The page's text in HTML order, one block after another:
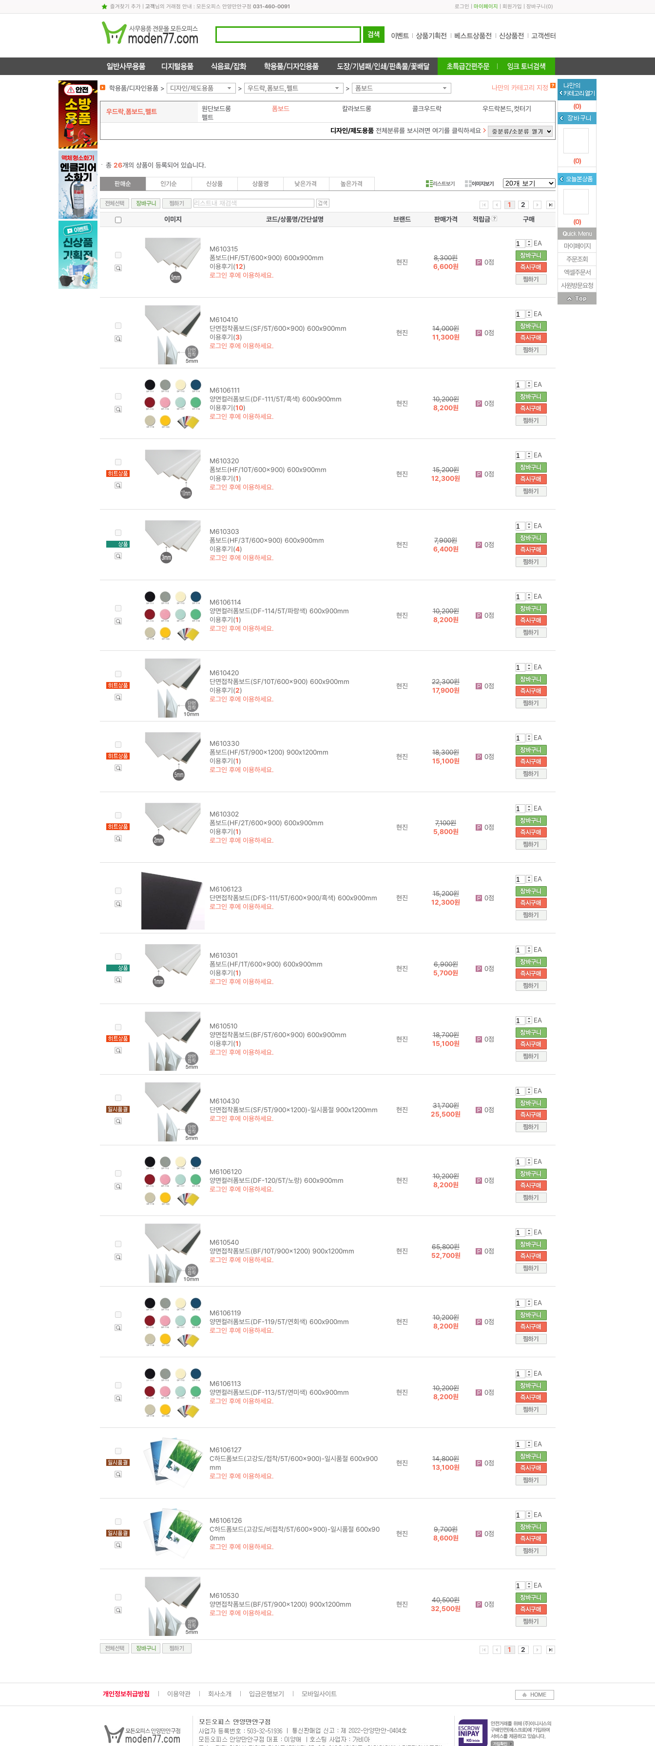
즐겨찾기 추가| 고객님의 거래점 안내 : 모든오피스 안양만안구점 031-460-0091 로그인 마이페이지 회원가입 장바구니 (0)
학용품/디자인용품 > 디자인/제도용품 > 우드락,폼보드,펠트 > 폼보드 나만의 카테고리 지정
우드락,폼보드,펠트 원단보드롱 폼보드 칼라보드롱 콜크우드락
우드락본드,컷터기
펠트
디자인/제도용품전체분류를 보시려면 여기를 클릭하세요
총 26개의 상품이 등록되어 있습니다.
리스트보기 이미지보기
1
2
이미지
코드/상품명/간단설명 브랜드 판매가격 적립금 구매
M610315
폼보드(HF/5T/600x900) 600x900mm
이용후기(12)
로그인 후에 이용하세요.
현진
8,300원
6,600원
0점
EA
M610410
단면접착폼보드(SF/5T/600x900) 600x900mm
이용후기(3)
로그인 후에 이용하세요.
현진
14,000원
11,300원
0점
EA
M6106111
양면컬러폼보드(DF-111/5T/흑색) 600x900mm
이용후기(10)
로그인 후에 이용하세요.
현진
10,200원
8,200원
0점
EA
M610320
폼보드(HF/10T/600x900) 600x900mm
이용후기(1)
로그인 후에 이용하세요.
현진
15,200원
12,300원
0점
EA
M610303
폼보드(HF/3T/600x900) 600x900mm
이용후기(4)
로그인 후에 이용하세요.
현진
7,900원
6,400원
0점
EA
M6106114
양면컬러폼보드(DF-114/5T/파랑색) 600x900mm
이용후기(1)
로그인 후에 이용하세요.
현진
10,200원
8,200원
0점
EA
M610420
단면접착폼보드(SF/10T/600x900) 600x900mm
이용후기(2)
로그인 후에 이용하세요.
현진
22,300원
17,900원
0점
EA
M610330
폼보드(HF/5T/900x1200) 900x1200mm
이용후기(1)
로그인 후에 이용하세요.
현진
18,300원
15,100원
0점
EA
M610302
폼보드(HF/2T/600x900) 600x900mm
이용후기(1)
로그인 후에 이용하세요.
현진
7,100원
5,800원
0점
EA
M6106123
단면접착폼보드(DFS-111/5T/600x900/흑색) 600x900mm
로그인 후에 이용하세요.
현진
15,200원
12,300원
0점
EA
M610301
폼보드(HF/1T/600x900) 600x900mm
이용후기(1)
로그인 후에 이용하세요.
현진
6,900원
5,700원
0점
EA
M610510
양면접착폼보드(BF/5T/600x900) 600x900mm
이용후기(1)
로그인 후에 이용하세요.
현진
18,700원
15,100원
0점
EA
M610430
단면접착폼보드(SF/5T/900x1200)-일시품절 900x1200mm
로그인 후에 이용하세요.
현진
31,700원
25,500원
0점
EA
M6106120
양면컬러폼보드(DF-120/5T/노랑) 600x900mm
로그인 후에 이용하세요.
현진
10,200원
8,200원
0점
EA
M610540
양면접착폼보드(BF/10T/900x1200) 900x1200mm
로그인 후에 이용하세요.
현진
65,800원
52,700원
0점
EA
M6106119
양면컬러폼보드(DF-119/5T/연회색) 600x900mm
로그인 후에 이용하세요.
현진
10,200원
8,200원
0점
EA
M6106113
양면컬러폼보드(DF-113/5T/연미색) 600x900mm
로그인 후에 이용하세요.
현진
10,200원
8,200원
0점
EA
M6106127
C하드폼보드(고강도/접착/5T/600x900)-일시품절 600x900
mm
로그인 후에 이용하세요.
현진
14,800원
13,100원
0점
EA
M6106126
C하드폼보드(고강도/비접착/5T/600x900)-일시품절 600x90
0mm
로그인 후에 이용하세요.
현진
9,700원
8,600원
0점
EA
M610530
양면접착폼보드(BF/5T/900x1200) 900x1200mm
로그인 후에 이용하세요.
현진
40,500원
32,500원
0점
EA
1 2
(0)
(0)
(0)
마이페이지
주문조회
엑셀주문서
사원방문요청
개인정보취급방침 이용약관 회사소개 입금은행보기 모바일사이트